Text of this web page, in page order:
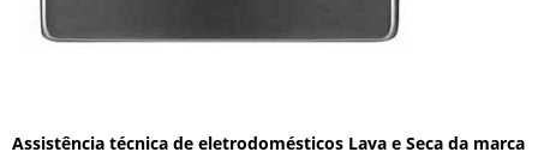
Assistência técnica de eletrodomésticos Lava e Seca da marca